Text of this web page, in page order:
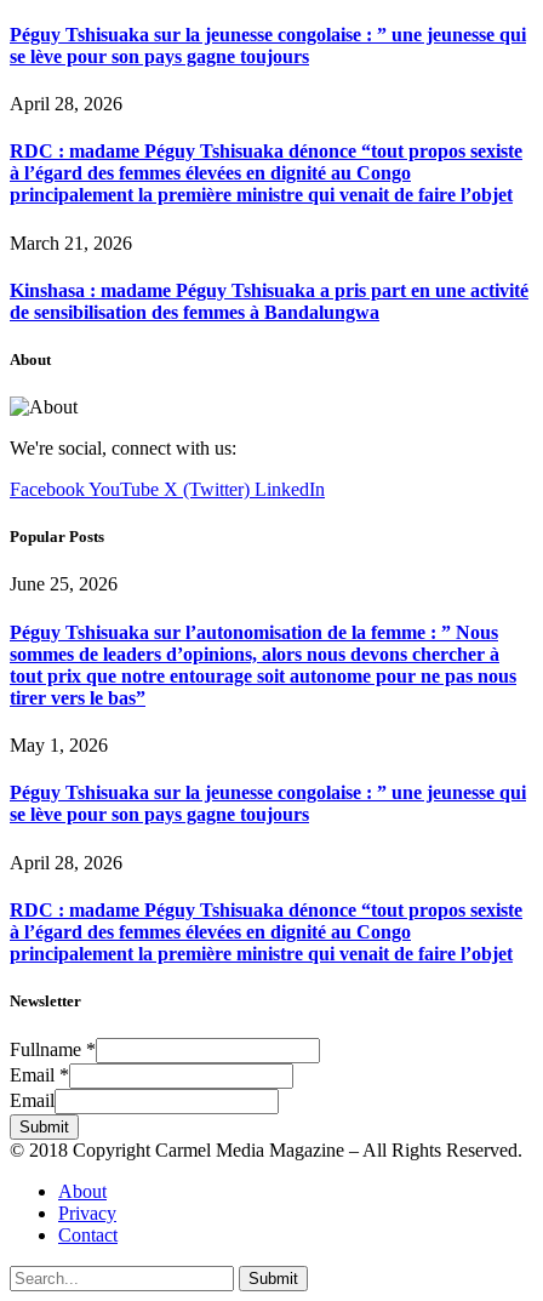
Péguy Tshisuaka sur la jeunesse congolaise : ” une jeunesse qui
se lève pour son pays gagne toujours
April 28, 2026
RDC : madame Péguy Tshisuaka dénonce “tout propos sexiste
à l’égard des femmes élevées en dignité au Congo
principalement la première ministre qui venait de faire l’objet
March 21, 2026
Kinshasa : madame Péguy Tshisuaka a pris part en une activité
de sensibilisation des femmes à Bandalungwa
About
We're social, connect with us:
FacebookYouTube X (Twitter) LinkedIn
Popular Posts
June 25, 2026
Péguy Tshisuaka sur l’autonomisation de la femme : ” Nous
sommes de leaders d’opinions, alors nous devons chercher à
tout prix que notre entourage soit autonome pour ne pas nous
tirer vers le bas”
May 1, 2026
Péguy Tshisuaka sur la jeunesse congolaise : ” une jeunesse qui
se lève pour son pays gagne toujours
April 28, 2026
RDC : madame Péguy Tshisuaka dénonce “tout propos sexiste
à l’égard des femmes élevées en dignité au Congo
principalement la première ministre qui venait de faire l’objet
Newsletter
Fullname *
Email *
Email
Submit
© 2018 Copyright Carmel Media Magazine – All Rights Reserved.
About
Privacy
Contact
Submit